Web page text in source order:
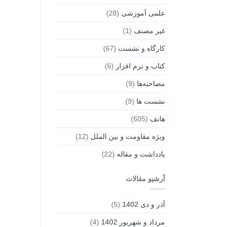
علمی آموزشی (28)
غير مصنف (1)
کارگاه و نشست (67)
کتاب و نرم افزار (6)
مصاحبه‌ها (9)
نشست ها (9)
هاتف (605)
ویژه مقاومت و بین الملل (12)
یادداشت‌ و مقاله (22)
آرشیو مقالات
آذر و دی 1402 (5)
مرداد و شهریور 1402 (4)